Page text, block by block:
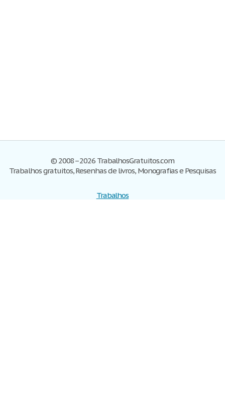
© 2008–2026 TrabalhosGratuitos.com
Trabalhos gratuitos, Resenhas de livros, Monografias e Pesquisas
Trabalhos